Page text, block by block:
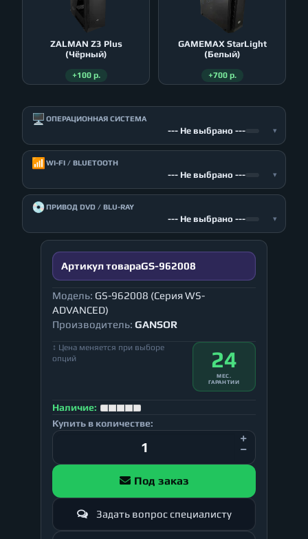
ZALMAN Z3 Plus
(Чёрный)
+100 р.
GAMEMAX StarLight
(Белый)
+700 р.
🖥️ ОПЕРАЦИОННАЯ СИСТЕМА
--- Не выбрано --- ▾
📶 WI-FI / BLUETOOTH
--- Не выбрано --- ▾
💿ПРИВОД DVD / BLU-RAY
--- Не выбрано --- ▾
Артикул товараGS-962008
Модель: GS-962008 (Серия WS-
ADVANCED)
Производитель: GANSOR
↕ Цена меняется при выборе
опций
24
МЕС.
ГАРАНТИИ
Наличие:
Купить в количестве:
Под заказ
Задать вопрос специалисту